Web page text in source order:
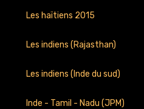
Les haïtiens 2015
Les indiens (Rajasthan)
Les indiens (Inde du sud)
Inde - Tamil - Nadu (JPM)